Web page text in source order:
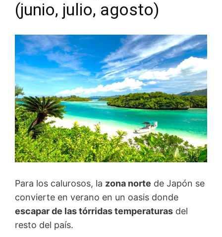
(junio, julio, agosto)
Para los calurosos, la zona norte de Japón se
convierte en verano en un oasis donde
escapar de las tórridas temperaturas del
resto del país.